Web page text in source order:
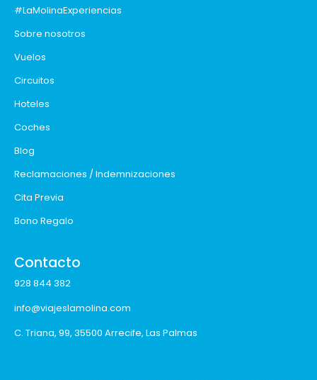
#LaMolinaExperiencias
Sobre nosotros
Vuelos
Circuitos
Hoteles
Coches
Blog
Reclamaciones / Indemnizaciones
Cita Previa
Bono Regalo
Contacto
928 844 382
info@viajeslamolina.com
C. Triana, 99, 35500 Arrecife, Las Palmas